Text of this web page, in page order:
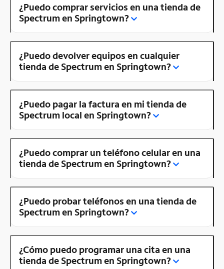
¿Puedo comprar servicios en una tienda de
Spectrum en Springtown?
¿Puedo devolver equipos en cualquier
tienda de Spectrum en Springtown?
¿Puedo pagar la factura en mi tienda de
Spectrum local en Springtown?
¿Puedo comprar un teléfono celular en una
tienda de Spectrum en Springtown?
¿Puedo probar teléfonos en una tienda de
Spectrum en Springtown?
¿Cómo puedo programar una cita en una
tienda de Spectrum en Springtown?